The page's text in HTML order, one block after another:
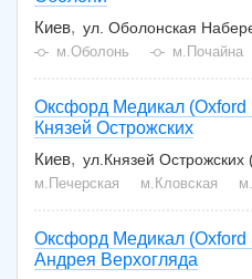
Киев
ул. Оболонская
м.Оболонь м.Почайна
Оксфорд Медикал (Oxford
Князей Острожских
Киев
ул.Князей Острожских
м.Печерская м.Кловская
Оксфорд Медикал (Oxford
Андрея Верхогляда